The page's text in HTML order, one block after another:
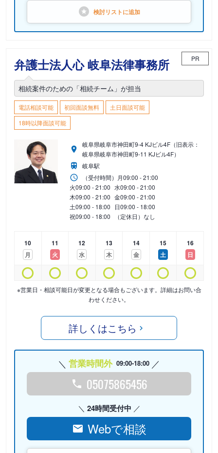
検討リストに追加
弁護士法人心 岐阜法律事務所 PR
相続案件のための「相続チーム」が担当
電話相談可能 初回面談無料
土日面談可能
18時以降面談可能
岐阜県岐阜市神田町9-4 KJビル4F（旧表示：
岐阜県岐阜市神田町9-11 KJビル4F）
岐阜駅
（受付時間） 月09:00 - 21:00
火09:00 - 21:00 水09:00 - 21:00
木09:00 - 21:00 金09:00 - 21:00
土09:00 - 18:00 日09:00 - 18:00
祝09:00 - 18:00 （定休日）なし
10
月
11
火
12
水
13
木
14
金
15
土
16
日
※営業日・相談可能日が変更となる場合もございます。詳細はお問い合
わせください。
詳しくはこちら
営業時間外 09:00-18:00
05075865456
24時間受付中
Webで相談